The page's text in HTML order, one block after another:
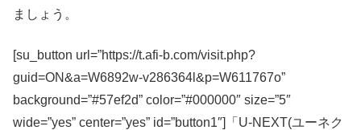
ましょう。
[su_button url=”https://t.afi-b.com/visit.php?
guid=ON&a=W6892w-v286364l&p=W611767o”
background=”#57ef2d” color=”#000000″ size=”5″
wide=”yes” center=”yes” id=”button1″]「U-NEXT(ユーネク